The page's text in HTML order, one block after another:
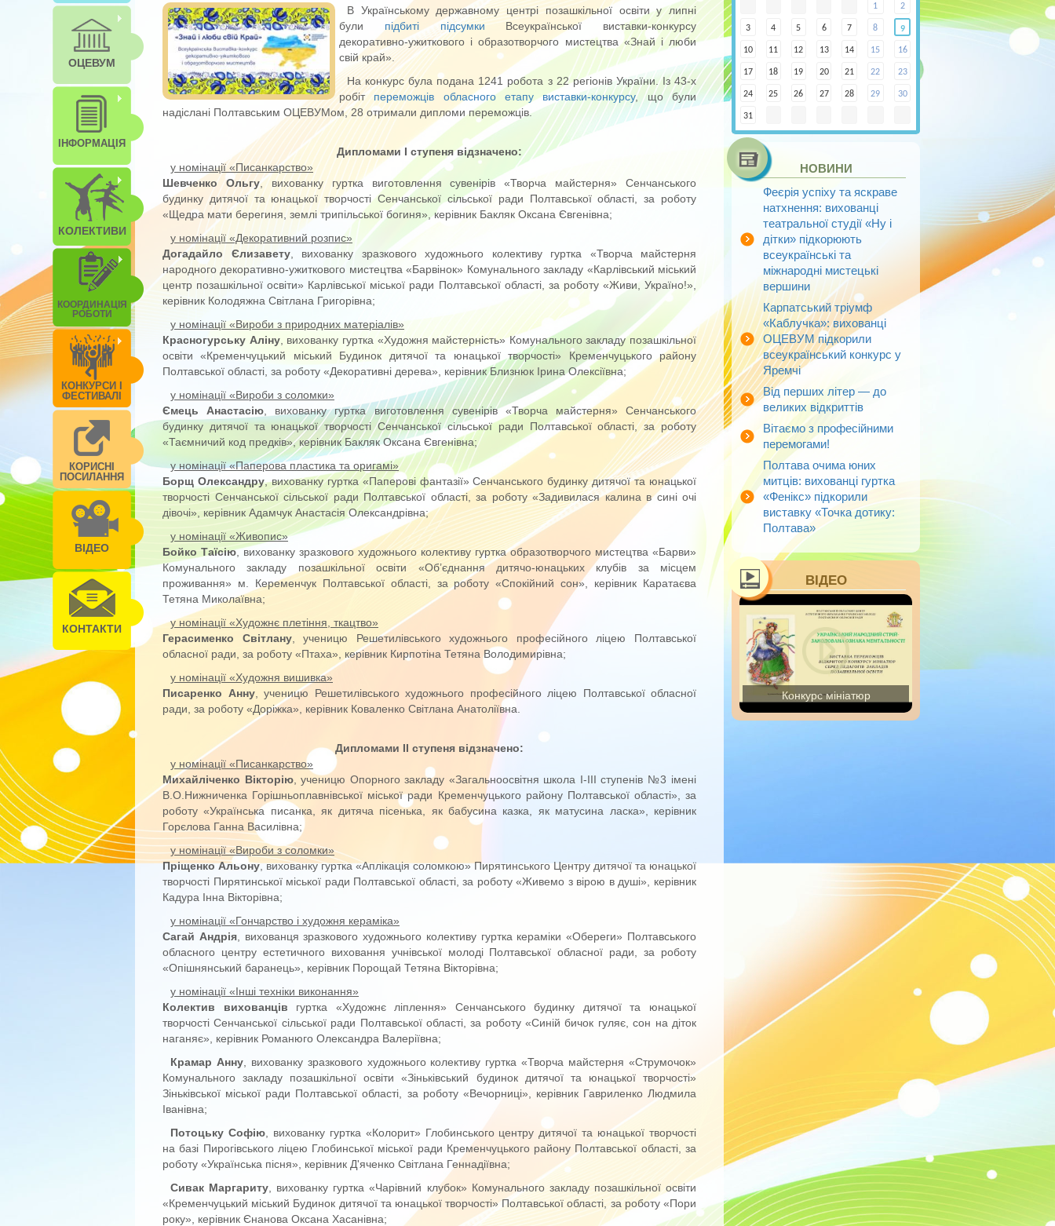
ОЦЕВУМ
ІНФОРМАЦІЯ
КОЛЕКТИВИ
КООРДИНАЦІЯ
РОБОТИ
КОНКУРСИ І
ФЕСТИВАЛІ
КОРИСНІ
ПОСИЛАННЯ
ВІДЕО
КОНТАКТИ
В Українському державному центрі позашкільної освіти у липні
були підбиті підсумки Всеукраїнської виставки-конкурсу
декоративно-ужиткового і образотворчого мистецтва «Знай і люби
свій край».
На конкурс була подана 1241 робота з 22 регіонів України. Із 43-х
робіт переможців обласного етапу виставки-конкурсу, що були
надіслані Полтавським ОЦЕВУМом, 28 отримали дипломи переможців.
Дипломами І ступеня відзначено:
у номінації «Писанкарство»
Шевченко Ольгу, вихованку гуртка виготовлення сувенірів «Творча майстерня» Сенчанського
будинку дитячої та юнацької творчості Сенчанської сільської ради Полтавської області, за роботу
«Щедра мати берегиня, землі трипільської богиня», керівник Бакляк Оксана Євгенівна;
у номінації «Декоративний розпис»
Догадайло Єлизавету, вихованку зразкового художнього колективу гуртка «Творча майстерня
народного декоративно-ужиткового мистецтва «Барвінок» Комунального закладу «Карлівський міський
центр позашкільної освіти» Карлівської міської ради Полтавської області, за роботу «Живи, Україно!»,
керівник Колодяжна Світлана Григорівна;
у номінації «Вироби з природних матеріалів»
Красногурську Аліну, вихованку гуртка «Художня майстерність» Комунального закладу позашкільної
освіти «Кременчуцький міський Будинок дитячої та юнацької творчості» Кременчуцького району
Полтавської області, за роботу «Декоративні дерева», керівник Близнюк Ірина Олексіївна;
у номінації «Вироби з соломки»
Ємець Анастасію , вихованку гуртка виготовлення сувенірів «Творча майстерня» Сенчанського
будинку дитячої та юнацької творчості Сенчанської сільської ради Полтавської області, за роботу
«Таємничий код предків», керівник Бакляк Оксана Євгенівна;
у номінації «Паперова пластика та оригамі»
Борщ Олександру, вихованку гуртка «Паперові фантазії» Сенчанського будинку дитячої та юнацької
творчості Сенчанської сільської ради Полтавської області, за роботу «Задивилася калина в сині очі
дівочі», керівник Адамчук Анастасія Олександрівна;
у номінації «Живопис»
Бойко Таїсію, вихованку зразкового художнього колективу гуртка образотворчого мистецтва «Барви»
Комунального закладу позашкільної освіти «Об’єднання дитячо-юнацьких клубів за місцем
проживання» м. Кеременчук Полтавської області, за роботу «Спокійний сон», керівник Каратаєва
Тетяна Миколаївна;
у номінації «Художнє плетіння, ткацтво»
Герасименко Світлану, ученицю Решетилівського художнього професійного ліцею Полтавської
обласної ради, за роботу «Птаха», керівник Кирпотіна Тетяна Володимирівна;
у номінації «Художня вишивка»
Писаренко Анну, ученицю Решетилівського художнього професійного ліцею Полтавської обласної
ради, за роботу «Доріжка», керівник Коваленко Світлана Анатоліївна.
Дипломами ІІ ступеня відзначено:
у номінації «Писанкарство»
Михайліченко Вікторію, ученицю Опорного закладу «Загальноосвітня школа І-ІІІ ступенів №3 імені
В.О.Нижниченка Горішньоплавнівської міської ради Кременчуцького району Полтавської області», за
роботу «Українська писанка, як дитяча пісенька, як бабусина казка, як матусина ласка», керівник
Горєлова Ганна Василівна;
у номінації «Вироби з соломки»
Пріщенко Альону, вихованку гуртка «Аплікація соломкою» Пирятинського Центру дитячої та юнацької
творчості Пирятинської міської ради Полтавської області, за роботу «Живемо з вірою в душі», керівник
Кадура Інна Вікторівна;
у номінації «Гончарство і художня кераміка»
Сагай Андрія, вихованця зразкового художнього колективу гуртка кераміки «Обереги» Полтавського
обласного центру естетичного виховання учнівської молоді Полтавської обласної ради, за роботу
«Опішнянський баранець», керівник Порощай Тетяна Вікторівна;
у номінації «Інші техніки виконання»
Колектив вихованців гуртка «Художнє ліплення» Сенчанського будинку дитячої та юнацької
творчості Сенчанської сільської ради Полтавської області, за роботу «Синій бичок гуляє, сон на діток
наганяє», керівник Романюго Олександра Валеріївна;
Крамар Анну, вихованку зразкового художнього колективу гуртка «Творча майстерня «Струмочок»
Комунального закладу позашкільної освіти «Зіньківський будинок дитячої та юнацької творчості»
Зіньківської міської ради Полтавської області, за роботу «Вечорниці», керівник Гавриленко Людмила
Іванівна;
Потоцьку Софію, вихованку гуртка «Колорит» Глобинського центру дитячої та юнацької творчості
на базі Пирогівського ліцею Глобинської міської ради Кременчуцького району Полтавської області, за
роботу «Українська пісня», керівник Д'яченко Світлана Геннадіївна;
Сивак Маргариту , вихованку гуртка «Чарівний клубок» Комунального закладу позашкільної освіти
«Кременчуцький міський Будинок дитячої та юнацької творчості» Полтавської області, за роботу «Пори
року», керівник Єнанова Оксана Хасанівна;
1
2
3 4 5 6 7 8 9
10 11 12 13 14 15 16
17 18 19 20 21 22 23
24 25 26 27 28 29 30
31
НОВИНИ
Феєрія успіху та яскраве
натхнення: вихованці
театральної студії «Ну і
дітки» підкорюють
всеукраїнські та
міжнародні мистецькі
вершини
Карпатський тріумф
«Каблучка»: вихованці
ОЦЕВУМ підкорили
всеукраїнський конкурс у
Яремчі
Від перших літер — до
великих відкриттів
Вітаємо з професійними
перемогами!
Полтава очима юних
митців: вихованці гуртка
«Фенікс» підкорили
виставку «Точка дотику:
Полтава»
ВІДЕО
Конкурс мініатюр